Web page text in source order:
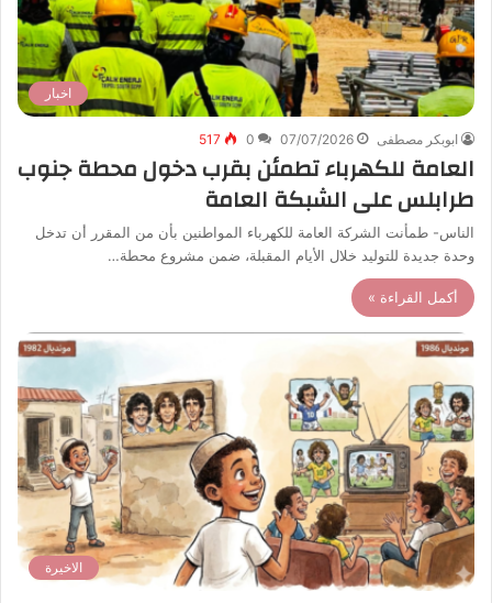
اخبار
ابوبكر مصطفى 07/07/2026
0
517
العامة للكهرباء تطمئن بقرب دخول محطة جنوب
طرابلس على الشبكة العامة
الناس- طمأنت الشركة العامة للكهرباء المواطنين بأن من المقرر أن تدخل
وحدة جديدة للتوليد خلال الأيام المقبلة، ضمن مشروع محطة…
أكمل القراءة »
الاخيرة